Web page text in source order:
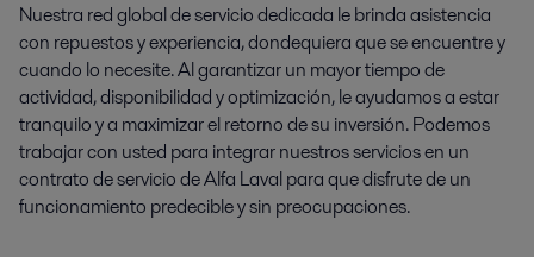
Nuestra red global de servicio dedicada le brinda asistencia
con repuestos y experiencia, dondequiera que se encuentre y
cuando lo necesite. Al garantizar un mayor tiempo de
actividad, disponibilidad y optimización, le ayudamos a estar
tranquilo y a maximizar el retorno de su inversión. Podemos
trabajar con usted para integrar nuestros servicios en un
contrato de servicio de Alfa Laval para que disfrute de un
funcionamiento predecible y sin preocupaciones.